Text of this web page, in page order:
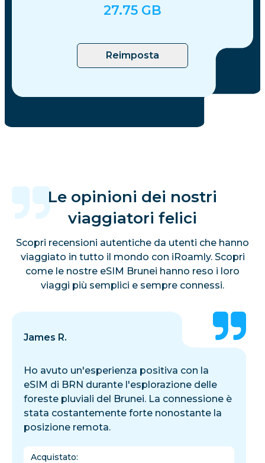
27.75 GB
Reimposta
Le opinioni dei nostri
viaggiatori felici
Scopri recensioni autentiche da utenti che hanno
viaggiato in tutto il mondo con iRoamly. Scopri
come le nostre eSIM Brunei hanno reso i loro
viaggi più semplici e sempre connessi.
James R.
Ho avuto un'esperienza positiva con la
eSIM di BRN durante l'esplorazione delle
foreste pluviali del Brunei. La connessione è
stata costantemente forte nonostante la
posizione remota.
Acquistato: